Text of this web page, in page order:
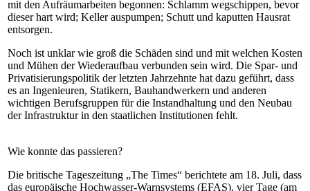
mit den Aufräumarbeiten begonnen: Schlamm wegschippen, bevor
dieser hart wird; Keller auspumpen; Schutt und kaputten Hausrat
entsorgen.
Noch ist unklar wie groß die Schäden sind und mit welchen Kosten
und Mühen der Wiederaufbau verbunden sein wird. Die Spar- und
Privatisierungspolitik der letzten Jahrzehnte hat dazu geführt, dass
es an Ingenieuren, Statikern, Bauhandwerkern und anderen
wichtigen Berufsgruppen für die Instandhaltung und den Neubau
der Infrastruktur in den staatlichen Institutionen fehlt.
Wie konnte das passieren?
Die britische Tageszeitung „The Times“ berichtete am 18. Juli, dass
das europäische Hochwasser-Warnsystems (EFAS), vier Tage (am